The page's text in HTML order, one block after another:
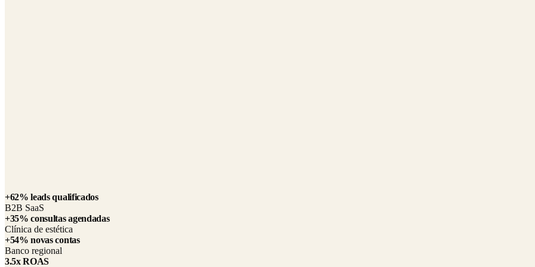
+62% leads qualificados
B2B SaaS
+35% consultas agendadas
Clínica de estética
+54% novas contas
Banco regional
3.5x ROAS